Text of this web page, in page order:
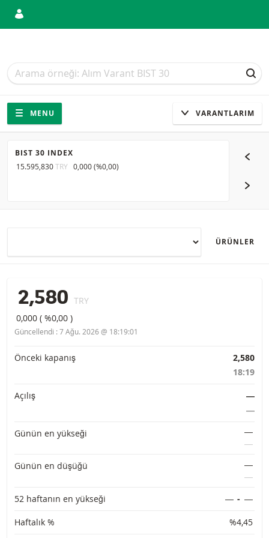
Arama
Arama
Gezinti
Sitede gezinti
MENU VARANTLARIM
BIST 30 INDEX
15.595,830 TRY 0,000(%0,00)
EUR/
ÜRÜNLER
2,580TRY
0,000 (%0,00 )
Güncellendi : 7 Ağu. 2026 @ 18:19:01
Temel bilgiler
Önceki kapanış
2,580
18:19
Açılış
―
―
Günün en yükseği
―
―
Günün en düşüğü
―
―
52 haftanın en yükseği
― - ―
Haftalık % %4,45